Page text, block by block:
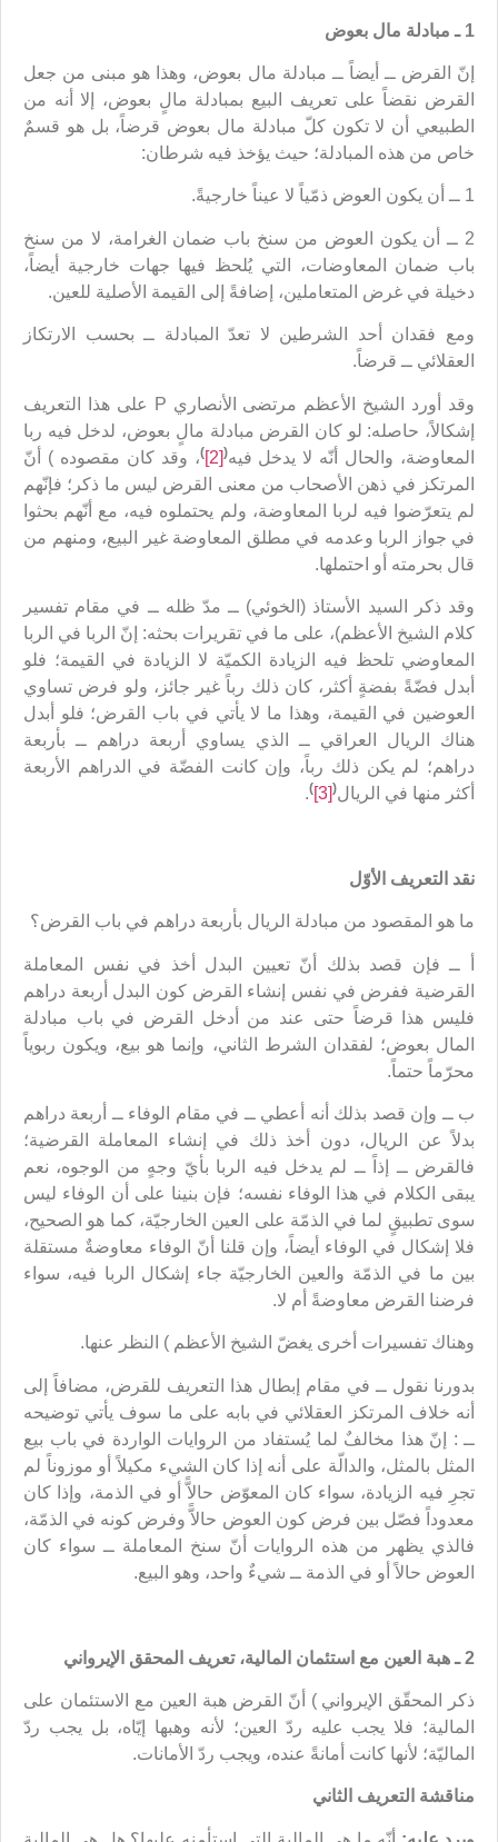
1 ـ مبادلة مال بعوض
إنّ القرض ــ أيضاً ــ مبادلة مال بعوض، وهذا هو مبنى من جعل
القرض نقضاً على تعريف البيع بمبادلة مالٍ بعوض، إلا أنه من
الطبيعي أن لا تكون كلّ مبادلة مال بعوض قرضاً، بل هو قسمٌ
خاص من هذه المبادلة؛ حيث يؤخذ فيه شرطان:
1 ــ أن يكون العوض ذمّياً لا عيناً خارجيةً.
2 ــ أن يكون العوض من سنخ باب ضمان الغرامة، لا من سنخ
باب ضمان المعاوضات، التي يُلحظ فيها جهات خارجية أيضاً،
دخيلة في غرض المتعاملين، إضافةً إلى القيمة الأصلية للعين.
ومع فقدان أحد الشرطين لا تعدّ المبادلة ــ بحسب الارتكاز
العقلائي ــ قرضاً.
وقد أورد الشيخ الأعظم مرتضى الأنصاري P على هذا التعريف
إشكالاً، حاصله: لو كان القرض مبادلة مالٍ بعوض، لدخل فيه ربا
المعاوضة، والحال أنّه لا يدخل فيه(
[2]
)، وقد كان مقصوده ) أنّ
المرتكز في ذهن الأصحاب من معنى القرض ليس ما ذكر؛ فإنّهم
لم يتعرّضوا فيه لربا المعاوضة، ولم يحتملوه فيه، مع أنّهم بحثوا
في جواز الربا وعدمه في مطلق المعاوضة غير البيع، ومنهم من
قال بحرمته أو احتملها.
وقد ذكر السيد الأستاذ (الخوئي) ــ مدّ ظله ــ في مقام تفسير
كلام الشيخ الأعظم)، على ما في تقريرات بحثه: إنّ الربا في الربا
المعاوضي تلحظ فيه الزيادة الكميّة لا الزيادة في القيمة؛ فلو
أبدل فضّةً بفضةٍ أكثر، كان ذلك رباً غير جائز، ولو فرض تساوي
العوضين في القيمة، وهذا ما لا يأتي في باب القرض؛ فلو أبدل
هناك الريال العراقي ــ الذي يساوي أربعة دراهم ــ بأربعة
دراهم؛ لم يكن ذلك رباً، وإن كانت الفضّة في الدراهم الأربعة
أكثر منها في الريال(
[3]
)
.
نقد التعريف الأوّل
ما هو المقصود من مبادلة الريال بأربعة دراهم في باب القرض؟
أ ــ فإن قصد بذلك أنّ تعيين البدل أخذ في نفس المعاملة
القرضية ففرض في نفس إنشاء القرض كون البدل أربعة دراهم
فليس هذا قرضاً حتى عند من أدخل القرض في باب مبادلة
المال بعوض؛ لفقدان الشرط الثاني، وإنما هو بيع، ويكون ربوياً
محرّماً حتماً.
ب ــ وإن قصد بذلك أنه أعطي ــ في مقام الوفاء ــ أربعة دراهم
بدلاً عن الريال، دون أخذ ذلك في إنشاء المعاملة القرضية؛
فالقرض ــ إذاً ــ لم يدخل فيه الربا بأيّ وجهٍ من الوجوه، نعم
يبقى الكلام في هذا الوفاء نفسه؛ فإن بنينا على أن الوفاء ليس
سوى تطبيقٍ لما في الذمّة على العين الخارجيّة، كما هو الصحيح،
فلا إشكال في الوفاء أيضاً، وإن قلنا أنّ الوفاء معاوضةٌ مستقلة
بين ما في الذمّة والعين الخارجيّة جاء إشكال الربا فيه، سواء
فرضنا القرض معاوضةً أم لا.
وهناك تفسيرات أخرى يغضّ الشيخ الأعظم ) النظر عنها.
بدورنا نقول ــ في مقام إبطال هذا التعريف للقرض، مضافاً إلى
أنه خلاف المرتكز العقلائي في بابه على ما سوف يأتي توضيحه
ــ : إنّ هذا مخالفٌ لما يُستفاد من الروايات الواردة في باب بيع
المثل بالمثل، والدالّة على أنه إذا كان الشيء مكيلاً أو موزوناً لم
تجرِ فيه الزيادة، سواء كان المعوّض حالاًّ أو في الذمة، وإذا كان
معدوداً فصّل بين فرض كون العوض حالاًّ وفرض كونه في الذمّة،
فالذي يظهر من هذه الروايات أنّ سنخ المعاملة ــ سواء كان
العوض حالاً أو في الذمة ــ شيءٌ واحد، وهو البيع.
2 ـ هبة العين مع استئمان المالية، تعريف المحقق الإيرواني
ذكر المحقّق الإيرواني ) أنّ القرض هبة العين مع الاستئمان على
المالية؛ فلا يجب عليه ردّ العين؛ لأنه وهبها إيّاه، بل يجب ردّ
الماليّة؛ لأنها كانت أمانةً عنده، ويجب ردّ الأمانات.
مناقشة التعريف الثاني